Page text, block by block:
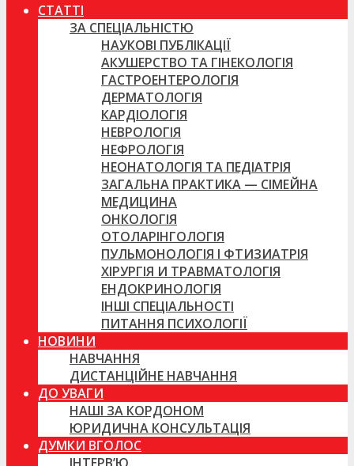
СТАТТІ
ЗА СПЕЦІАЛЬНІСТЮ
НАУКОВІ ПУБЛІКАЦІЇ
АКУШЕРСТВО ТА ГІНЕКОЛОГІЯ
ГАСТРОЕНТЕРОЛОГІЯ
ДЕРМАТОЛОГІЯ
КАРДІОЛОГІЯ
НЕВРОЛОГІЯ
НЕФРОЛОГІЯ
НЕОНАТОЛОГІЯ ТА ПЕДІАТРІЯ
ЗАГАЛЬНА ПРАКТИКА — СІМЕЙНА
МЕДИЦИНА
ОНКОЛОГІЯ
ОТОЛАРІНГОЛОГІЯ
ПУЛЬМОНОЛОГІЯ І ФТИЗИАТРІЯ
ХІРУРГІЯ И ТРАВМАТОЛОГІЯ
ЕНДОКРИНОЛОГІЯ
ІНШІ СПЕЦІАЛЬНОСТІ
ПИТАННЯ ПСИХОЛОГІЇ
НОВИНИ
НАВЧАННЯ
ДИСТАНЦІЙНЕ НАВЧАННЯ
ДО УВАГИ
НАШІ ЗА КОРДОНОМ
ЮРИДИЧНА КОНСУЛЬТАЦІЯ
ДУМКИ ВГОЛОС
ІНТЕРВ’Ю